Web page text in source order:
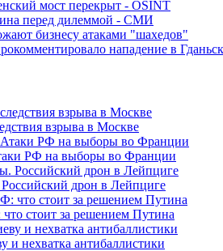
мост перекрыт - OSINT
перед дилеммой - СМИ
бизнесу атаками "шахедов"
нападение в
взрыва в Москве
РФ на выборы во Франции
дрон в Лейпциге
стоит за решением Путина
и нехватка антибаллистики